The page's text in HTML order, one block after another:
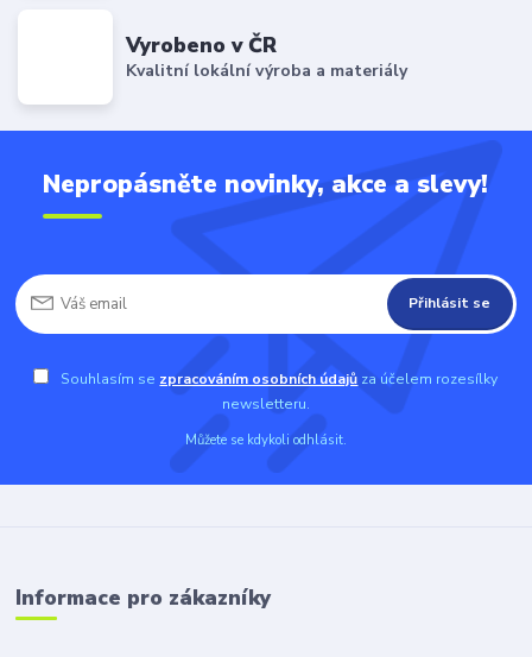
Vyrobeno v ČR
Kvalitní lokální výroba a materiály
Nepropásněte novinky, akce a slevy!
Přihlásit se
Souhlasím se zpracováním osobních údajů za účelem rozesílky
newsletteru.
Můžete se kdykoli odhlásit.
Informace pro zákazníky